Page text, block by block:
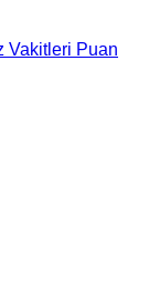
Vakitleri Puan